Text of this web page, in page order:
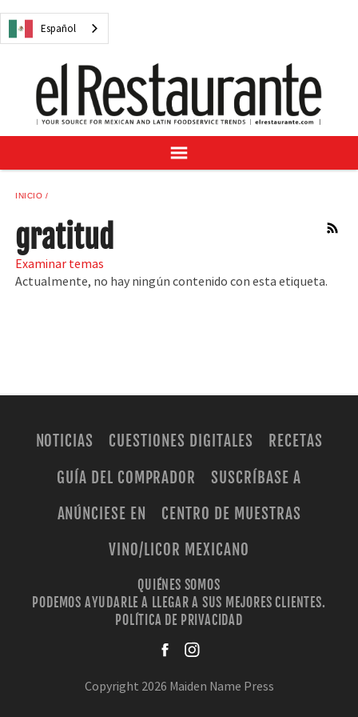
Español
NOTICIAS
RECETAS
GUÍA DEL COMPRADOR
SUSCRÍBASE A
CENTRO DE MUESTRAS
VINO/LICOR MEXICANO
INICIO
RSS
gratitud
Examinar temas
Actualmente, no hay ningún contenido con esta etiqueta.
NOTICIAS CUESTIONES DIGITALES
RECETAS
GUÍA DEL COMPRADOR
SUSCRÍBASE A
ANÚNCIESE EN
CENTRO DE MUESTRAS
VINO/LICOR MEXICANO
QUIÉNES SOMOS
PODEMOS AYUDARLE A LLEGAR A SUS MEJORES CLIENTES.
POLÍTICA DE PRIVACIDAD
Copyright 2026 Maiden Name Press